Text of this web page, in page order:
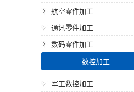
航空零件加工
通讯零件加工
数码零件加工
数控加工
军工数控加工